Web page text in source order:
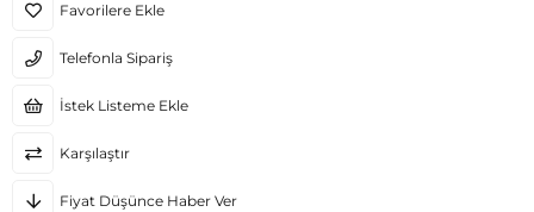
Favorilere Ekle
Telefonla Sipariş
İstek Listeme Ekle
Karşılaştır
Fiyat Düşünce Haber Ver